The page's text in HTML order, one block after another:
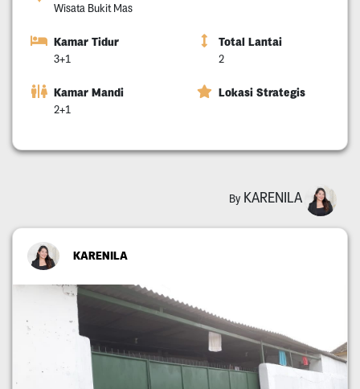
Wisata Bukit Mas
Kamar Tidur
3+1
Total Lantai
2
Kamar Mandi
2+1
Lokasi Strategis
By KARENILA
KARENILA